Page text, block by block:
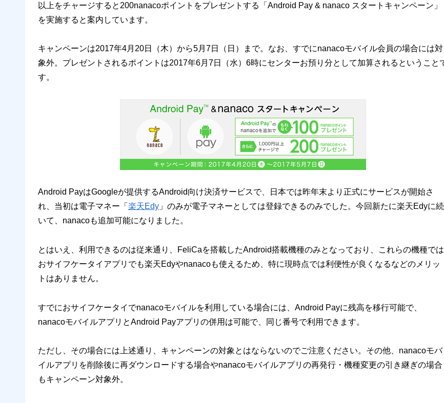
以上をチャージすると200nanacoポイントをプレゼントする「Android Pay & nanaco スタートキャンペーン」
を実施すると案内しています。
キャンペーンは2017年4月20日（木）から5月7日（日）まで。なお、すでにnanacoモバイル会員の場合には対
象外。プレゼントされるポイントは2017年6月7日（水）6時にセンターお預り分として加算されるということ
す。
Android PayはGoogleが提供するAndroid向け決済サービスで、日本では昨年末より正式にサービスが開始さ
れ、当初は電子マネー「 楽天Edy 」のみが電子マネーとしては登録できるのみでした。今回新たに楽天Edyに続
いて、nanacoも追加可能になりました。
とはいえ、利用できるのは従来通り、FeliCaを搭載したAndroid搭載機種のみとなっており、これらの機種では
おサイフケータイアプリでも楽天Edyやnanacoも使えるため、特に現時点では利便性が良くなるなどのメリッ
トはありません。
すでにおサイフケータイでnanacoモバイルを利用している場合には、Android Payに残高を移行可能で、
nanacoモバイルアプリとAndroid Payアプリの併用は可能で、同じ番号で利用できます。
ただし、その場合には上述通り、キャンペーンの対象とはならないのでご注意ください。その他、nanacoモバ
イルアプリを削除後に再ダウンロードする場合やnanacoモバイルアプリの再発行・機種変更の引き継ぎの場合
もキャンペーン対象外。